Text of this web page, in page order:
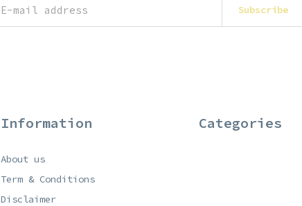
Subscribe
Information
About us
Term & Conditions
Disclaimer
Categories